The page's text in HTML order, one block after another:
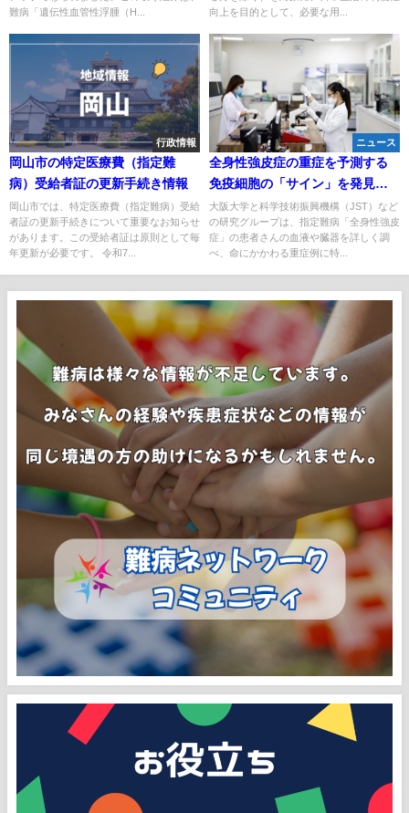
難病「遺伝性血管性浮腫（H...
向上を目的として、必要な用...
行政情報
岡山市の特定医療費（指定難
病）受給者証の更新手続き情報
岡山市では、特定医療費（指定難病）受給
者証の更新手続きについて重要なお知らせ
があります。この受給者証は原則として毎
年更新が必要です。 令和7...
ニュース
全身性強皮症の重症を予測する
免疫細胞の「サイン」を発見！
新たな治療法開発に期待
大阪大学と科学技術振興機構（JST）など
の研究グループは、指定難病「全身性強皮
症」の患者さんの血液や臓器を詳しく調
べ、命にかかわる重症例に特...